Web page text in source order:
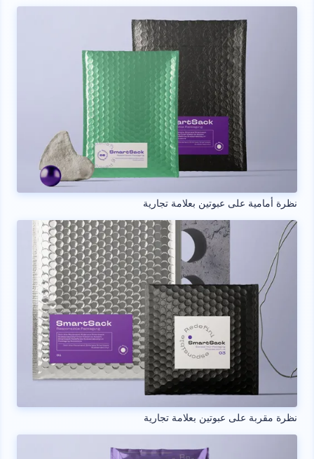
نظرة أمامية على عبوتين بعلامة تجارية
نظرة مقربة على عبوتين بعلامة تجارية